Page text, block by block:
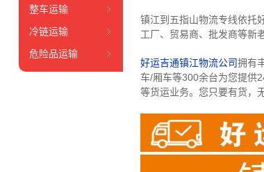
镇江到五指山物流专线依托
工厂、贸易商、批发商等新
好运吉通镇江物流公司拥有
车/厢车等300余台为您提供
等货运业务。 您只要有货，
整车运输
冷链运输
危险品运输